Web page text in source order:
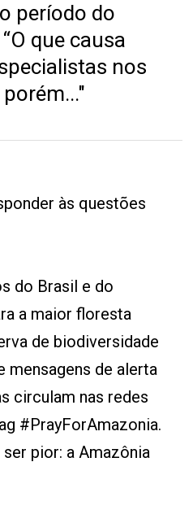
período do
que causa
nos
às questões
do Brasil e do
a maior floresta
de biodiversidade
mensagens de alerta
circulam nas redes
#PrayForAmazonia.
pior: a Amazônia